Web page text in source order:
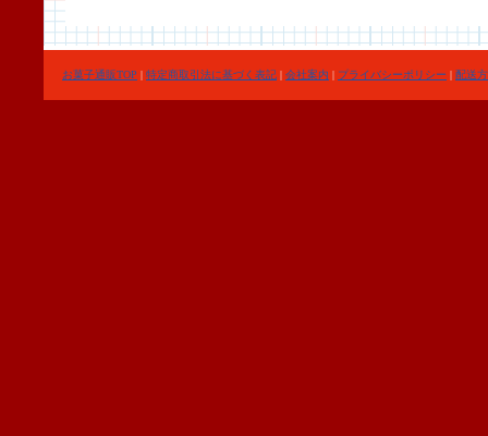
お菓子通販TOP | 特定商取引法に基づく表記 | 会社案内 | プライバシーポリシー | 配送